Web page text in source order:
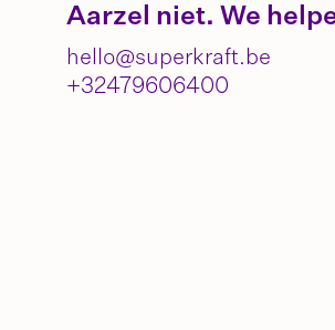
Aarzel niet. We
hello@superkraft.be
+32479606400